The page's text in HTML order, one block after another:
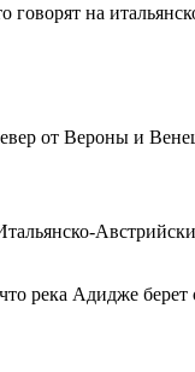
на
от Вероны и
река Адидже